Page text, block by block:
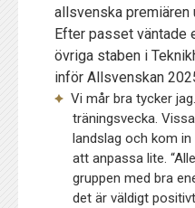
allsvenska premiären
Efter passet väntade
övriga staben i
inför Allsvenskan
Vi mår bra tycker
träningsvecka.
landslag och kom
att anpassa lite.
gruppen med bra
det är väldigt